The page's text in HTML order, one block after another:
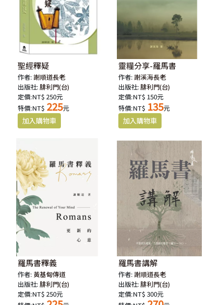
聖經釋疑
作者:謝順道長老
出版社:腓利門(台)
定價:NT$ 250元
特價:NT$ 225元
靈糧分享-羅馬書
作者:謝溪海長老
出版社:腓利門(台)
定價:NT$ 150元
特價:NT$ 135元
羅馬書釋義
作者: 黃基甸傳道
出版社:腓利門(台)
定價:NT$ 250元
羅馬書講解
作者:謝順道長老
出版社:腓利門(台)
定價:NT$ 300元